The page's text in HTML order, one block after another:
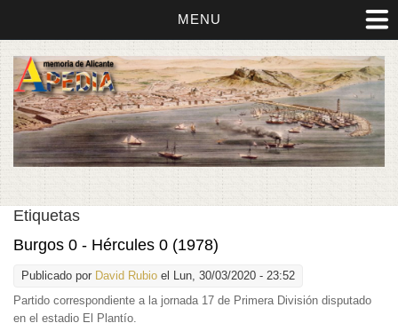
MENU
Etiquetas
Burgos 0 - Hércules 0 (1978)
Publicado por David Rubio el Lun, 30/03/2020 - 23:52
Partido correspondiente a la jornada 17 de Primera División disputado
en el estadio El Plantío.